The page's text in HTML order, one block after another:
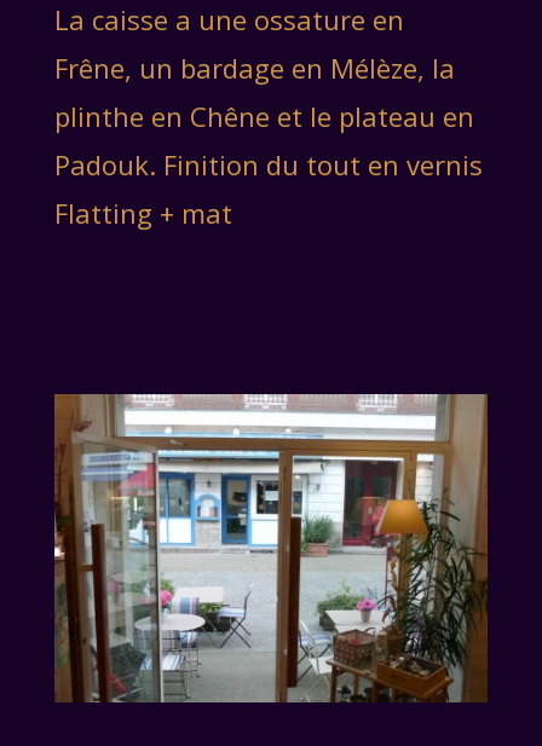
La caisse a une ossature en
Frêne, un bardage en Mélèze, la
plinthe en Chêne et le plateau en
Padouk. Finition du tout en vernis
Flatting + mat